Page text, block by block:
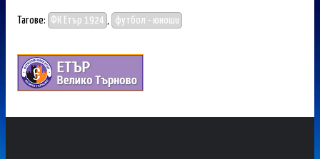
Тагове: ФК Етър 1924 , футбол - юноши